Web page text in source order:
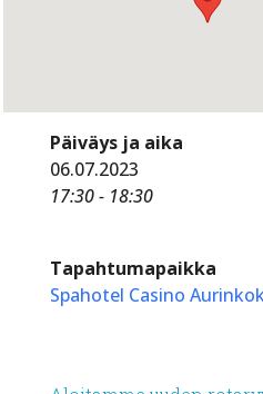
Päiväys ja aika
06.07.2023
17:30 - 18:30
Tapahtumapaikka
Spahotel Casino